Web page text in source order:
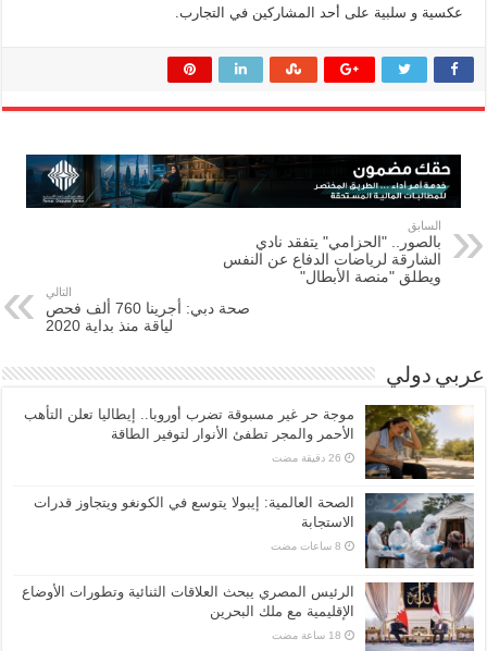
عكسية و سلبية على أحد المشاركين في التجارب.
السابق
بالصور.. "الحزامي" يتفقد نادي
الشارقة لرياضات الدفاع عن النفس
ويطلق "منصة الأبطال"
التالي
صحة دبي: أجرينا 760 ألف فحص
لياقة منذ بداية 2020
عربي دولي
موجة حر غير مسبوقة تضرب أوروبا.. إيطاليا تعلن التأهب
الأحمر والمجر تطفئ الأنوار لتوفير الطاقة
الصحة العالمية: إيبولا يتوسع في الكونغو ويتجاوز قدرات
الاستجابة
الرئيس المصري يبحث العلاقات الثنائية وتطورات الأوضاع
الإقليمية مع ملك البحرين